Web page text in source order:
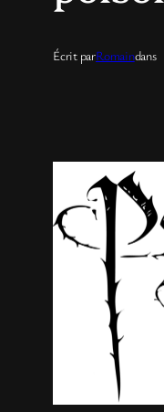
Écrit parRomaindans